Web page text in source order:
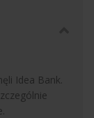
Idea Bank.